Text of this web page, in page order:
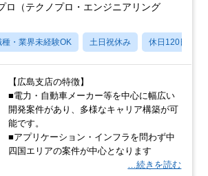
ロ（テクノプロ・エンジニアリング
種・業界未経験OK 土日祝休み 休日120日以上
【広島支店の特徴】
■電力・自動車メーカー等を中心に幅広い
開発案件があり、多様なキャリア構築が可
能です。
■アプリケーション・インフラを問わず中
四国エリアの案件が中心となります
…続きを読む